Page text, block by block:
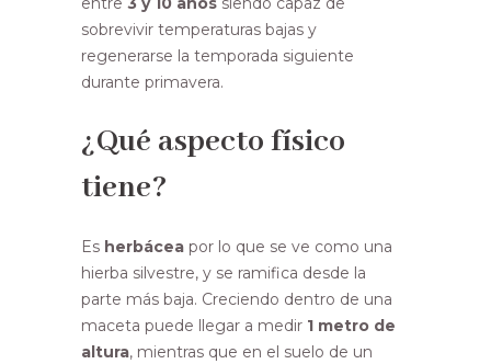
sobrevivir temperaturas bajas y
regenerarse la temporada siguiente
durante primavera.
¿Qué aspecto físico
tiene?
Es herbácea por lo que se ve como una
hierba silvestre, y se ramifica desde la
parte más baja. Creciendo dentro de una
maceta puede llegar a medir 1 metro de
altura, mientras que en el suelo de un